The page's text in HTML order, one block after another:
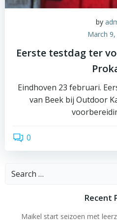
by
March
Eerste testdag ter
Eindhoven 23 februari.
van Beek bij Outdoor
0
Search
Recent
Maikel start seizoen met